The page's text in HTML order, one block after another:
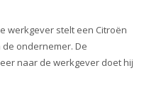
werkgever stelt een Citroën
ondernemer. De
naar de werkgever doet hij